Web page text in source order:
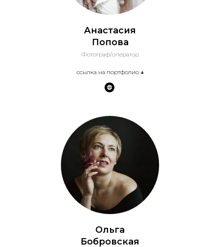
Анастасия
Попова
Фотограф/оператор
ссылка на портфолио ↓
Ольга
Бобровская